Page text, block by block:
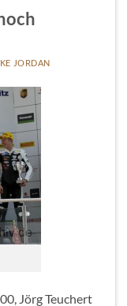
JORDAN
Jörg Teuchert